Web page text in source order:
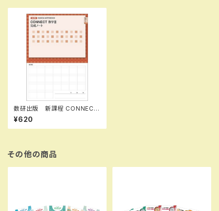
数研出版 新課程 CONNECT
数学III 完成ノート 微分法とそ
の応用 新品 問題集本体の
み 別冊解答なし ISBN：978
2
¥620
その他の商品